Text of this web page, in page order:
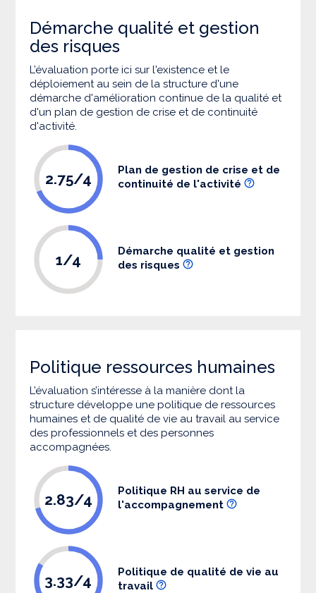
Démarche qualité et gestion
des risques
L’évaluation porte ici sur l'existence et le
déploiement au sein de la structure d'une
démarche d'amélioration continue de la qualité et
d'un plan de gestion de crise et de continuité
d'activité.
2.75/4
Plan de gestion de crise et de
continuité de l'activité
1/4
Démarche qualité et gestion
des risques
Politique ressources humaines
L’évaluation s’intéresse à la manière dont la
structure développe une politique de ressources
humaines et de qualité de vie au travail au service
des professionnels et des personnes
accompagnées.
2.83/4
Politique RH au service de
l'accompagnement
3.33/4
Politique de qualité de vie au
travail